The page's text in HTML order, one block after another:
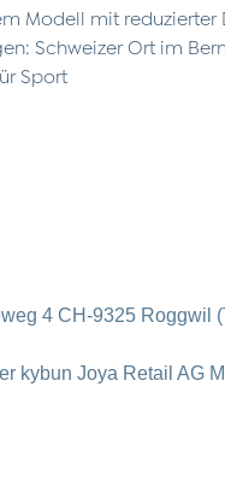
Modell mit
Schweizer Ort im
Sport
4 CH-9325 Roggwil
kybun Joya Retail AG